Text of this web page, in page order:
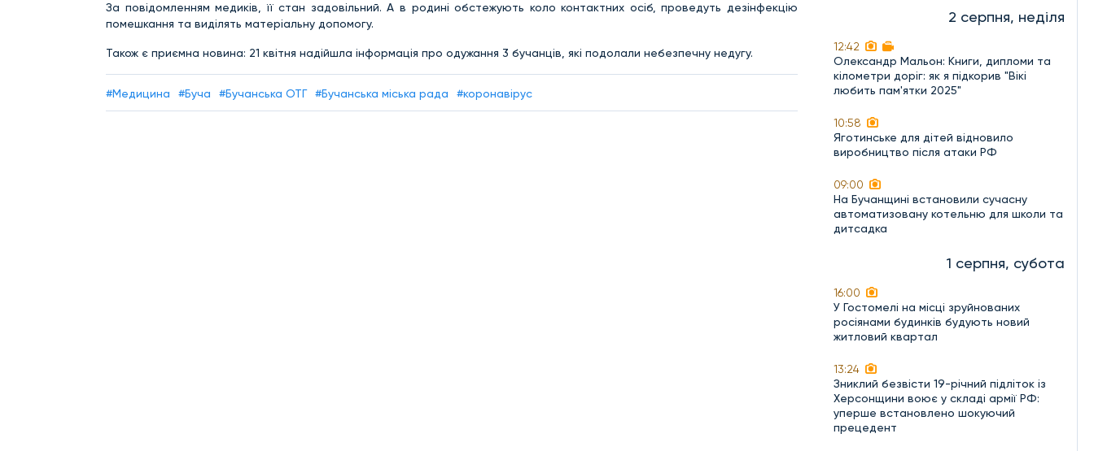
За повідомленням медиків, її стан задовільний. А в родині обстежують коло контактних осіб, проведуть дезінфекцію
помешкання та виділять матеріальну допомогу.
Також є приємна новина: 21 квітня надійшла інформація про одужання 3 бучанців, які подолали небезпечну недугу.
#Медицина #Буча #Бучанська ОТГ #Бучанська міська рада #коронавірус
2 серпня, неділя
12:42
Олександр Мальон: Книги, дипломи та
кілометри доріг: як я підкорив "Вікі
любить пам'ятки 2025"
10:58
Яготинське для дітей відновило
виробництво після атаки РФ
09:00
На Бучанщині встановили сучасну
автоматизовану котельню для школи та
дитсадка
1 серпня, субота
16:00
У Гостомелі на місці зруйнованих
росіянами будинків будують новий
житловий квартал
13:24
Зниклий безвісти 19-річний підліток із
Херсонщини воює у складі армії РФ:
уперше встановлено шокуючий
прецедент